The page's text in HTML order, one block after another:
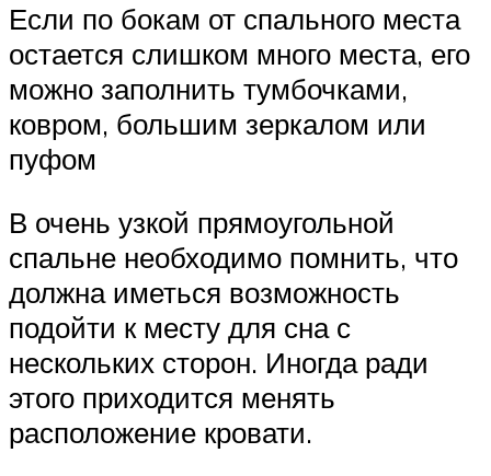
Если по бокам от спального места
остается слишком много места, его
можно заполнить тумбочками,
ковром, большим зеркалом или
пуфом
В очень узкой прямоугольной
спальне необходимо помнить, что
должна иметься возможность
подойти к месту для сна с
нескольких сторон. Иногда ради
этого приходится менять
расположение кровати.